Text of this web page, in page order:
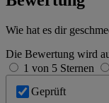
Wie hat es dir
Die Bewertung wird
1 von 5 Sternen
Geprüft